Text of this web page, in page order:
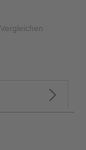
Vergleichen